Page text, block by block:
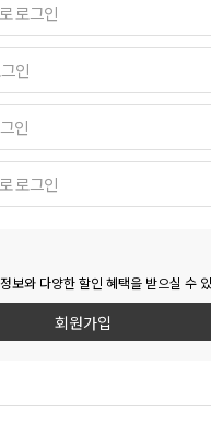
로그인
인
인
로그인
보와 다양한 할인 혜택을 받으실 수
회원가입